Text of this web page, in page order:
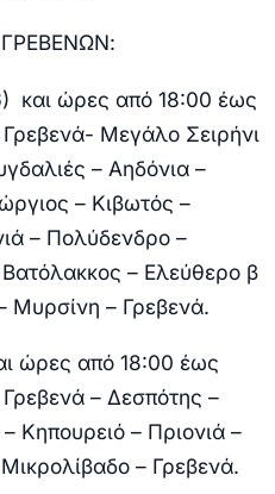
και ώρες από 18:00 έως
Γρεβενά- Μεγάλο Σειρήνι
– Αηδόνια –
– Κιβωτός –
– Πολύδενδρο –
– Ελεύθερο β
Μυρσίνη – Γρεβενά.
ώρες από 18:00 έως
Γρεβενά – Δεσπότης –
Κηπουρειό – Πριονιά –
– Γρεβενά.